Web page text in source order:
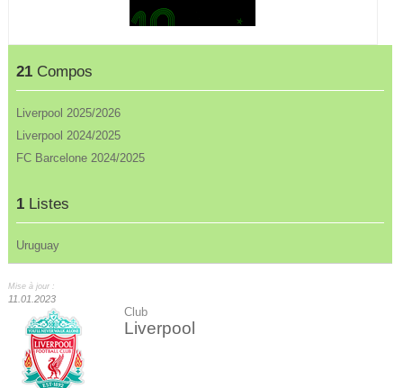
21 Compos
Liverpool 2025/2026
Liverpool 2024/2025
FC Barcelone 2024/2025
1 Listes
Uruguay
Mise à jour :
11.01.2023
Club
Liverpool